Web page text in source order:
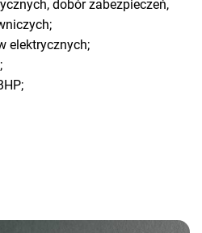
dobór zabezpieczeń,
elektrycznych;